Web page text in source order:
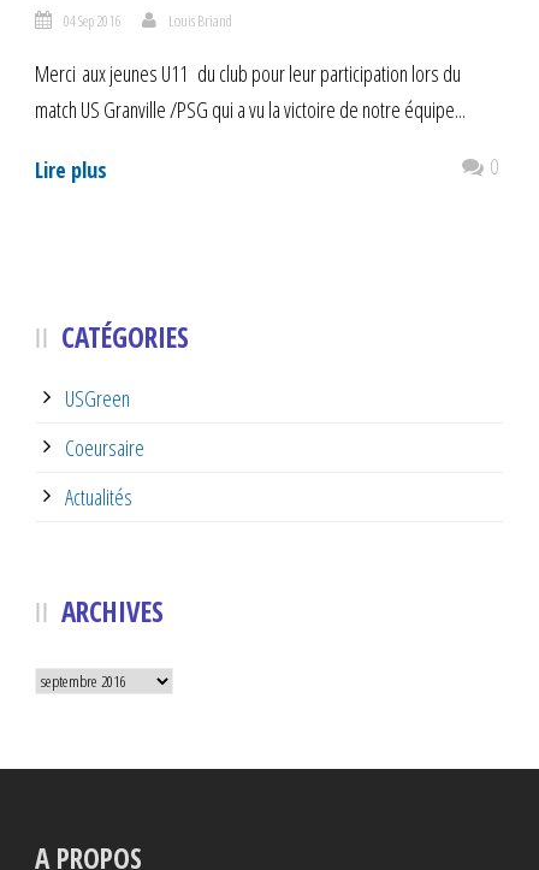
04 Sep 2016 Louis Briand
Merci aux jeunes U11 du club pour leur participation lors du
match US Granville /PSG qui a vu la victoire de notre équipe...
Lire plus 0
CATÉGORIES
USGreen
Coeursaire
Actualités
ARCHIVES
Archives
A PROPOS